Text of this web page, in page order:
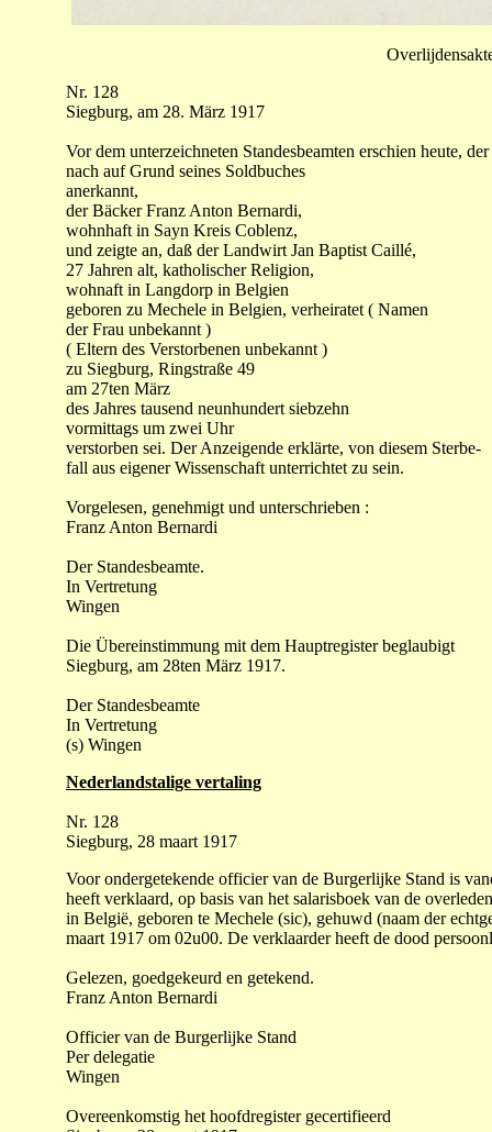
Nr. 128
Siegburg, am 28. März 1917
Vor dem unterzeichneten Standesbeamten erschien heute,
nach auf Grund seines Soldbuches
anerkannt,
der Bäcker Franz Anton Bernardi,
wohnhaft in Sayn Kreis Coblenz,
und zeigte an, daß der Landwirt Jan Baptist Caillé,
27 Jahren alt, katholischer Religion,
wohnaft in Langdorp in Belgien
geboren zu Mechele in Belgien, verheiratet ( Namen
der Frau unbekannt )
( Eltern des Verstorbenen unbekannt )
zu Siegburg, Ringstraße 49
am 27ten März
des Jahres tausend neunhundert siebzehn
vormittags um zwei Uhr
verstorben sei. Der Anzeigende erklärte, von diesem Sterbe-
fall aus eigener Wissenschaft unterrichtet zu sein.
Vorgelesen, genehmigt und unterschrieben :
Franz Anton Bernardi
Der Standesbeamte.
In Vertretung
Wingen
Die Übereinstimmung mit dem Hauptregister beglaubigt
Siegburg, am 28ten März 1917.
Der Standesbeamte
In Vertretung
(s) Wingen
Nederlandstalige vertaling
Nr. 128
Siegburg, 28 maart 1917
Voor ondergetekende officier van de Burgerlijke Stand is
heeft verklaard, op basis van het salarisboek van de
in België, geboren te Mechele (sic), gehuwd (naam der
maart 1917 om 02u00. De verklaarder heeft de dood
Gelezen, goedgekeurd en getekend.
Franz Anton Bernardi
Officier van de Burgerlijke Stand
Per delegatie
Wingen
Overeenkomstig het hoofdregister gecertifieerd